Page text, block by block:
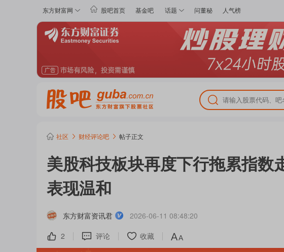
东方财富网 股吧首页 基金吧 话题 问董秘 人气榜
社区 财经评论吧 帖子正文
美股科技板块再度下行拖累指数
表现温和
东方财富资讯君
2026-06-11 08:48:20
2
评论 收藏